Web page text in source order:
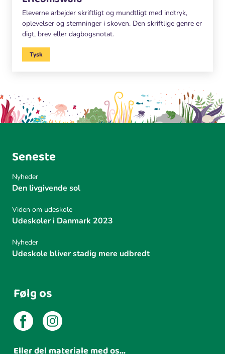
Eleverne arbejder skriftligt og mundtligt med indtryk,
oplevelser og stemninger i skoven. Den skriftlige genre er
digt, brev eller dagbogsnotat.
Tysk
Seneste
Nyheder
Den livgivende sol
Viden om udeskole
Udeskoler i Danmark 2023
Nyheder
Udeskole bliver stadig mere udbredt
Følg os
Eller del materiale med os...